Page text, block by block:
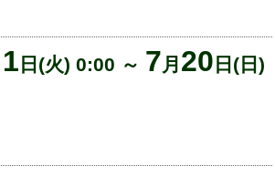
1 日(火) 0:00 ～ 7 月 20 日(日)